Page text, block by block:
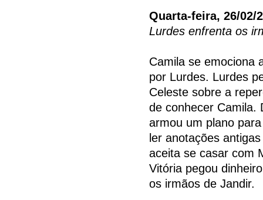
Quarta-feira, 26/02/
Lurdes enfrenta os
Camila se emociona
por Lurdes. Lurdes
Celeste sobre a
de conhecer Camila.
armou um plano
ler anotações
aceita se casar com
Vitória pegou
os irmãos de Jandir.